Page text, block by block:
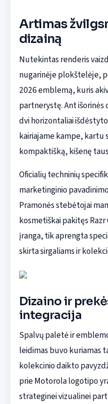
Artimas
dizainą
Nutekintas renderis
nugarinėje plokštelėje,
2026 emblemą, kuris
partnerystę. Ant
dvi horizontaliai
kairiajame kampe, kartu
kompaktišką, kišenę
Oficialių techninių
marketinginio
Pramonės stebėtojai
kosmetiškai pakitęs
įranga, tik aprengta
skirta sirgaliams ir
Dizaino ir
integracija
Spalvų paletė ir
leidimas buvo kuriamas
kolekcinio daikto
prie Motorola logotipo
strateginei vizualinei